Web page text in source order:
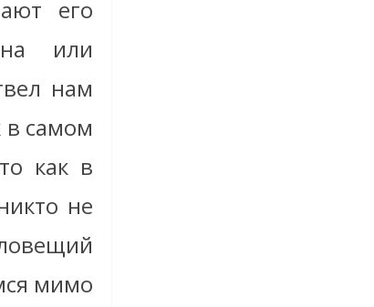
его
или
нам
в самом
как в
не
мимо